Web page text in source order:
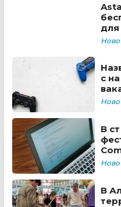
с
В
В